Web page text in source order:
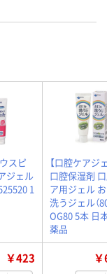
スピ
ジェル
1
【口腔ケアジ
口腔保湿剤
ア用ジェル
洗うジェル（
OG80 5本 日
薬品
￥423